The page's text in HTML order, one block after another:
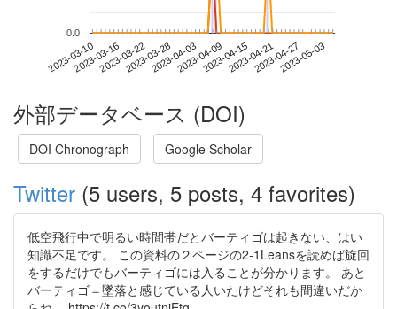
2023-03-102023-03-162023-03-222023-03-282023-04-032023-04-092023-04-152023-04-212023-04-272023-05-03
0.0
外部データベース (DOI)
DOI Chronograph Google Scholar
Twitter (5 users, 5 posts, 4 favorites)
低空飛行中で明るい時間帯だとバーティゴは起きない、はい
知識不足です。 この資料の２ページの2-1Leansを読めば旋回
をするだけでもバーティゴには入ることが分かります。 あと
バーティゴ＝墜落と感じている人いたけどそれも間違いだか